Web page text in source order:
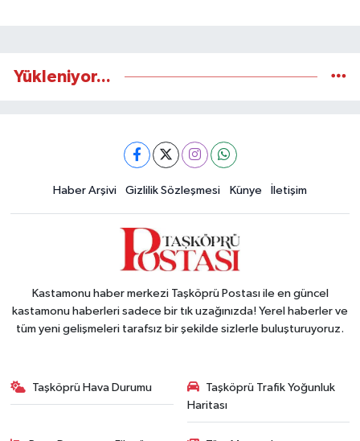
Yükleniyor...
Haber Arşivi Gizlilik Sözleşmesi Künye İletişim
Kastamonu haber merkezi Taşköprü Postası ile en güncel
kastamonu haberleri sadece bir tık uzağınızda! Yerel haberler ve
tüm yeni gelişmeleri tarafsız bir şekilde sizlerle buluşturuyoruz.
Taşköprü Hava Durumu
Taşköprü Trafik Yoğunluk
Haritası